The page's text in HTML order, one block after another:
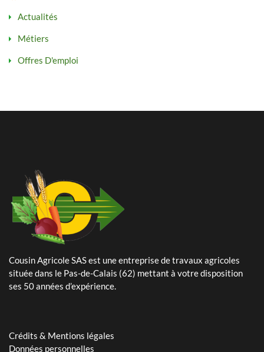
Actualités
Métiers
Offres D'emploi
Cousin Agricole SAS est une entreprise de travaux agricoles
située dans le Pas-de-Calais (62) mettant à votre disposition
ses 50 années d’expérience.
Crédits & Mentions légales
Données personnelles
24 Mai 2024
Plantation de pommes de terre – planteuse Dewulf Certa 40
Arrachage de betteraves sucrières avec notre Ropa Tiger 6s